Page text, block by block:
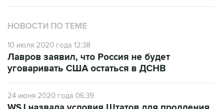
НОВОСТИ ПО ТЕМЕ
10 июля 2020 года 12:38
уговаривать США остаться в ДСНВ
24 июня 2020 года 06:39
ДСНВ